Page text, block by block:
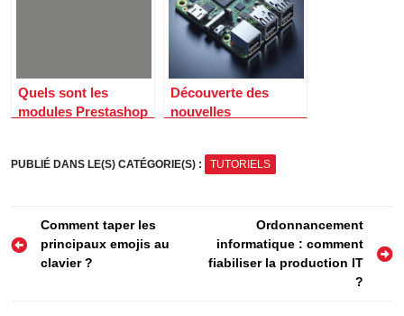
Quels sont les
modules Prestashop
Découverte des
nouvelles
PUBLIÉ DANS LE(S) CATÉGORIE(S) : TUTORIELS
Navigation
de
Comment taper les
principaux emojis au
clavier ?
Ordonnancement
informatique : comment
fiabiliser la production IT
?